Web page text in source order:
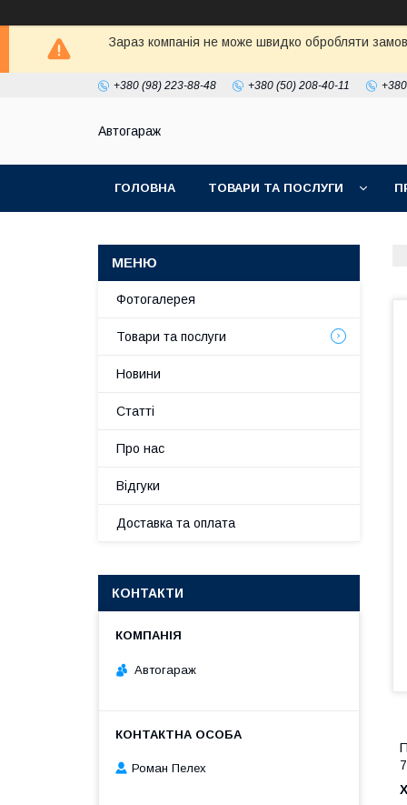
Зараз компанія не може швидко обробляти
+380 (98) 223-88-48 +380 (50) 208-40-11
Автогараж
ГОЛОВНА ТОВАРИ ТА ПОСЛУГИ
Фотогалерея
Товари та послуги
Новини
Статті
Про нас
Відгуки
Доставка та оплата
КОНТАКТИ
Автогараж
Роман Пелех